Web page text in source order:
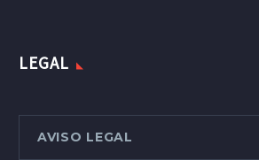
LEGAL
AVISO LEGAL